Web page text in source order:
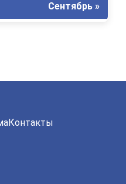
Сентябрь »
Контакты